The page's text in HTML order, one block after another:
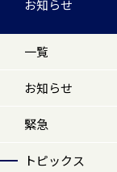
お知らせ
一覧
お知らせ
緊急
トピックス